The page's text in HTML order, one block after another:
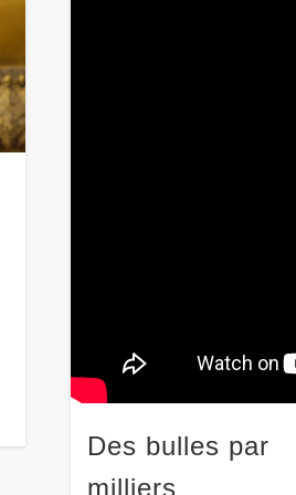
Des bulles par
milliers